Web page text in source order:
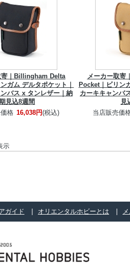
寄｜Billingham Delta
ガム デルタポケット｜
バス x タンレザー｜納
見込8週間
格 16,038円(税込)
メーカー取
Pocket｜ビリン
カーキキャンバ
見
当店販売価
示
ガイド オリエンタルホビーとは